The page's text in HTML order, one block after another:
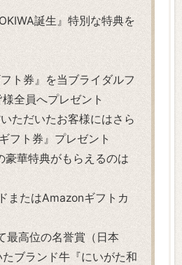
誕生』特別な特典を
ト券』を当ブライダルフ
全員へプレゼント
ただいたお客様にはさら
フト券』プレゼント
豪華特典がもらえるのは
またはAmazonギフトカ
高位の名誉賞（日本
ブランド牛『にいがた和